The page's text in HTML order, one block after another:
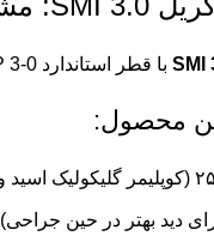
با قطر استاندارد USP 3-0 (معادل EP 2) و طول ۷۰ سانتی‌متر، یکی از محبوب‌ترین گزینه‌ها برای جراحی‌های زیبایی است
محصول:
دید بهتر در حین جراحی)